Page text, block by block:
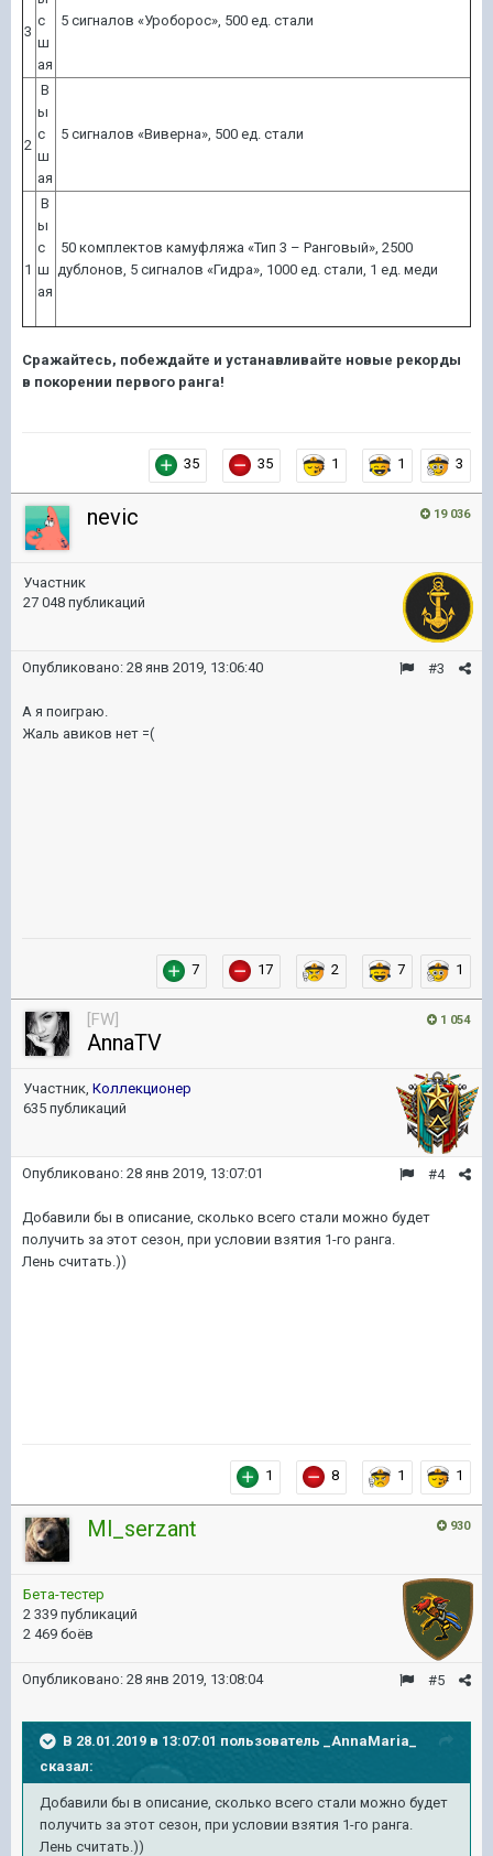
3
с
ш
ая
5 сигналов «Уроборос», 500 ед. стали
2
В
ы
с
ш
ая
5 сигналов «Виверна», 500 ед. стали
1
В
ы
с
ш
ая
50 комплектов камуфляжа «Тип 3 – Ранговый», 2500
дублонов, 5 сигналов «Гидра», 1000 ед. стали, 1 ед. меди
Сражайтесь, побеждайте и устанавливайте новые рекорды
в покорении первого ранга!
35 35 1 1 3
19 036
nevic
Участник
27 048 публикаций
#3
Опубликовано: 28 янв 2019, 13:06:40
А я поиграю.
Жаль авиков нет =(
7 17 2 7 1
1 054
[FW]
AnnaTV
Участник, Коллекционер
635 публикаций
#4
Опубликовано: 28 янв 2019, 13:07:01
Добавили бы в описание, сколько всего стали можно будет
получить за этот сезон, при условии взятия 1-го ранга.
Лень считать.))
1 8 1 1
930
Ml_serzant
Бета-тестер
2 339 публикаций
2 469 боёв
#5
Опубликовано: 28 янв 2019, 13:08:04
В 28.01.2019 в 13:07:01 пользователь
_AnnaMaria_
сказал:
Добавили бы в описание, сколько всего стали можно будет
получить за этот сезон, при условии взятия 1-го ранга.
Лень считать.))